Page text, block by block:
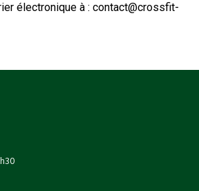
électronique à : contact@crossfit-